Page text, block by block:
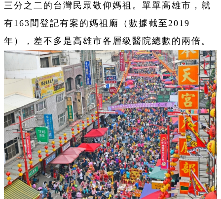
三分之二的台灣民眾敬仰媽祖。單單高雄市，就
有163間登記有案的媽祖廟（數據截至2019
年），差不多是高雄市各層級醫院總數的兩倍。